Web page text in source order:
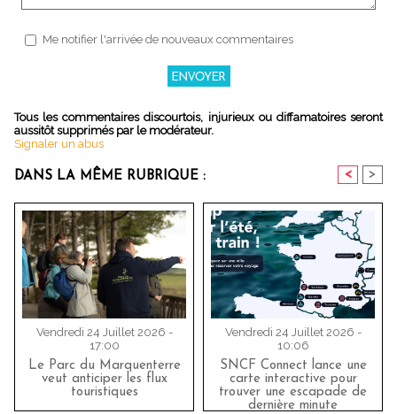
Me notifier l'arrivée de nouveaux commentaires
Tous les commentaires discourtois, injurieux ou diffamatoires seront
aussitôt supprimés par le modérateur.
Signaler un abus
DANS LA MÊME RUBRIQUE : < >
Vendredi 24 Juillet 2026 -
17:00
Le Parc du Marquenterre
veut anticiper les flux
touristiques
Vendredi 24 Juillet 2026 -
10:06
SNCF Connect lance une
carte interactive pour
trouver une escapade de
dernière minute